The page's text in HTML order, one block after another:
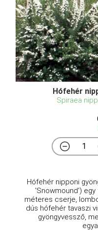
Hófehér
Spiraea
Hófehér nipponi
'Snowmound')
méteres cserje,
dús hófehér tavaszi
gyöngyvessző,